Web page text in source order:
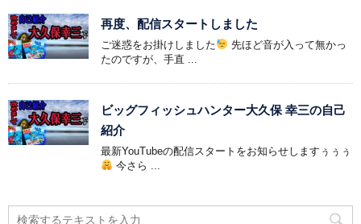
再度、配信スタートしました
ご迷惑をお掛けしました
先ほど音が入って無かっ
たのですが、手直 ...
ビッグフィッシュハンター大久保 幸三の自己
紹介
最新YouTubeの配信スタートをお知らせしますぅぅぅ
今さら ...